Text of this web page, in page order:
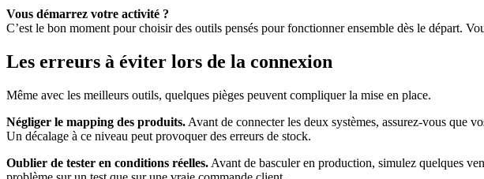
Vous démarrez votre activité ?
C’est le bon moment pour choisir des outils pensés pour fonctionner ensemble dès le départ.
Les erreurs à éviter lors de la connexion
Même avec les meilleurs outils, quelques pièges peuvent compliquer la mise en place.
Négliger le mapping des produits. Avant de connecter les deux systèmes, assurez-vous que
Un décalage à ce niveau peut provoquer des erreurs de stock.
Oublier de tester en conditions réelles. Avant de basculer en production, simulez quelques